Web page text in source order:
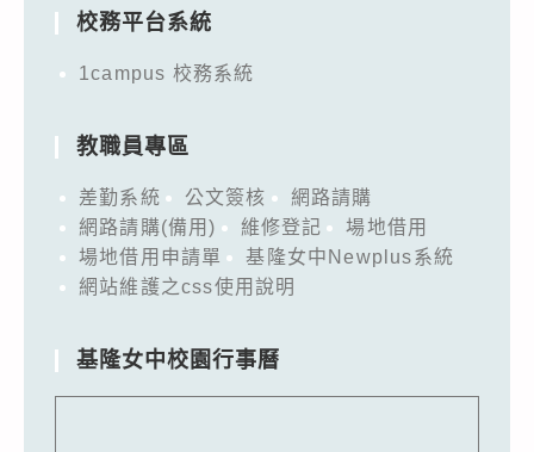
校務平台系統
1campus 校務系統
教職員專區
差勤系統 公文簽核
網路請購
網路請購(備用)
維修登記
場地借用
場地借用申請單
基隆女中Newplus系統
網站維護之css使用說明
基隆女中校園行事曆